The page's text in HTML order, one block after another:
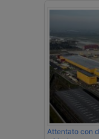
Attentato con